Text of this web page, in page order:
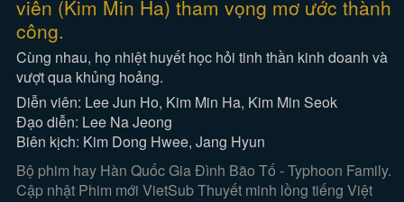
viên (Kim Min Ha) tham vọng mơ ước thành
công.
Cùng nhau, họ nhiệt huyết học hỏi tinh thần kinh doanh và
vượt qua khủng hoảng.
Diễn viên: Lee Jun Ho, Kim Min Ha, Kim Min Seok
Đạo diễn: Lee Na Jeong
Biên kịch: Kim Dong Hwee, Jang Hyun
Bộ phim hay Hàn Quốc Gia Đình Bão Tố - Typhoon Family.
Cập nhật Phim mới VietSub Thuyết minh lồng tiếng Việt